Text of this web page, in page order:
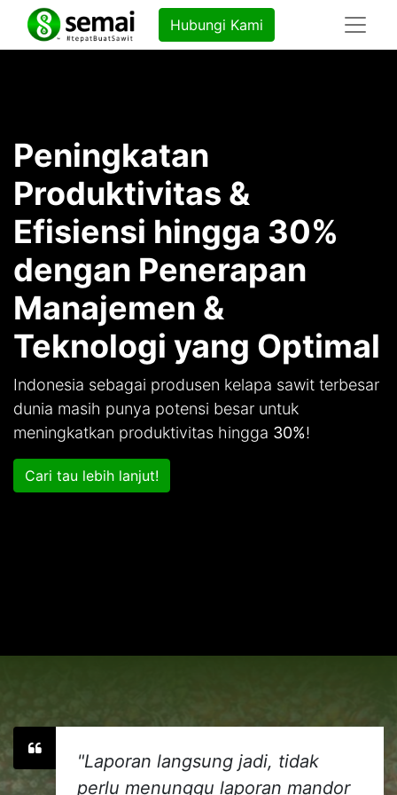
Hubungi Kami
Peningkatan
Produktivitas &
Efisiensi hingga 30%
dengan Penerapan
Manajemen &
Teknologi yang Optimal
Indonesia sebagai produsen kelapa sawit terbesar
dunia masih punya potensi besar untuk
meningkatkan produktivitas hingga 30%!
Cari tau lebih lanjut!
"Laporan langsung jadi, tidak
perlu menunggu laporan mandor